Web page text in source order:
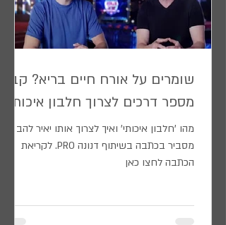
שומרים על אורח חיים בריא?
מספר דרכים לצרוך חלבון איכותי
מהו 'חלבון איכותי' ואיך לצרוך אותו יאיר להב
מסביר בכתבה בשיתוף דנונה PRO. לקריאת
הכתבה לחצו כאן